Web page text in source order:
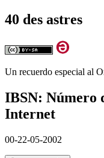
40 des astres
Un recuerdo especial al
IBSN: Número
Internet
00-22-05-2002